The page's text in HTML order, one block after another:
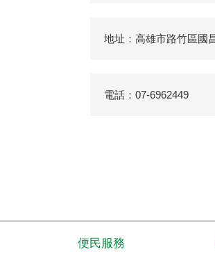
地址：高雄市路竹區國
電話：07-6962449
便民服務